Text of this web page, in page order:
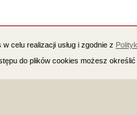
celu realizacji usług i zgodnie z
do plików cookies możesz